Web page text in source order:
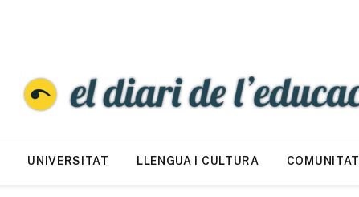
UNIVERSITAT LLENGUA I CULTURA COMUNITAT